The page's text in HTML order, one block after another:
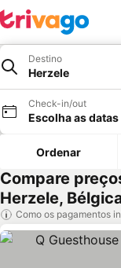
Destino
Herzele
Check-in/out
Escolha as datas
Ordenar
Compare
Herzele,
Como os pagamentos